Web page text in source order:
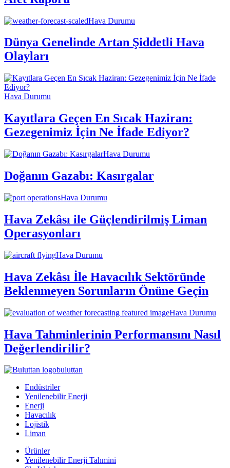
Hava Durumu
Dünya Genelinde Artan Şiddetli Hava
Olayları
Hava Durumu
Kayıtlara Geçen En Sıcak Haziran:
Gezegenimiz İçin Ne İfade Ediyor?
Hava Durumu
Doğanın Gazabı: Kasırgalar
Hava Durumu
Hava Zekâsı ile Güçlendirilmiş Liman
Operasyonları
Hava Durumu
Hava Zekâsı İle Havacılık Sektöründe
Beklenmeyen Sorunların Önüne Geçin
Hava Durumu
Hava Tahminlerinin Performansını Nasıl
Değerlendirilir?
buluttan
Endüstriler
Yenilenebilir Enerji
Enerji
Havacılık
Lojistik
Liman
Ürünler
Yenilenebilir Enerji Tahmini